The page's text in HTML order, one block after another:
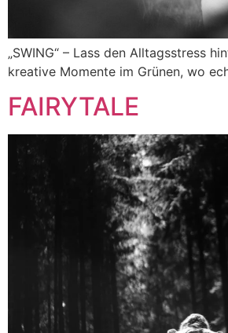
„SWING“ – Lass den Alltagsstress
kreative Momente im Grünen, wo
FAIRYTALE